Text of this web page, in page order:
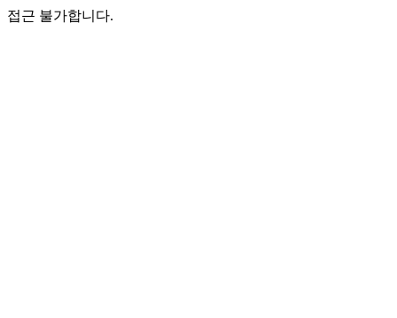
접근 불가합니다.